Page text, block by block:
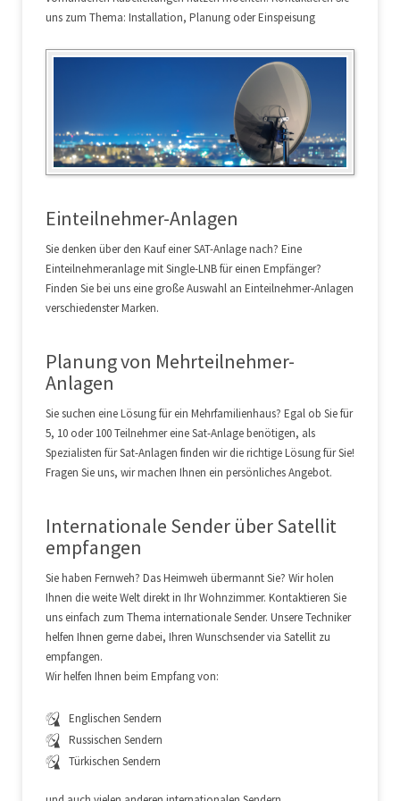
uns zum Thema: Installation, Planung oder Einspeisung
Einteilnehmer-Anlagen
Sie denken über den Kauf einer SAT-Anlage nach? Eine
Einteilnehmeranlage mit Single-LNB für einen Empfänger?
Finden Sie bei uns eine große Auswahl an Einteilnehmer-Anlagen
verschiedenster Marken.
Planung von Mehrteilnehmer-
Anlagen
Sie suchen eine Lösung für ein Mehrfamilienhaus? Egal ob Sie für
5, 10 oder 100 Teilnehmer eine Sat-Anlage benötigen, als
Spezialisten für Sat-Anlagen finden wir die richtige Lösung für Sie!
Fragen Sie uns, wir machen Ihnen ein persönliches Angebot.
Internationale Sender über Satellit
empfangen
Sie haben Fernweh? Das Heimweh übermannt Sie? Wir holen
Ihnen die weite Welt direkt in Ihr Wohnzimmer. Kontaktieren Sie
uns einfach zum Thema internationale Sender. Unsere Techniker
helfen Ihnen gerne dabei, Ihren Wunschsender via Satellit zu
empfangen.
Wir helfen Ihnen beim Empfang von:
Englischen Sendern
Russischen Sendern
Türkischen Sendern